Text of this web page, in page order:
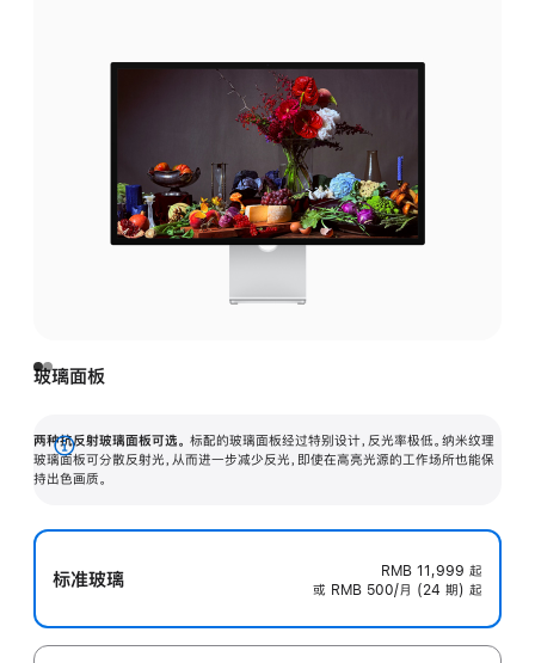
玻璃面板
两种抗反射玻璃面板可选。 标配的玻璃面板经过特别设计，反光率极低。纳米纹理
玻璃面板可分散反射光，从而进一步减少反光，即使在高亮光源的工作场所也能保
持出色画质。
展
开
标准玻璃 RMB 11,999 起
或 RMB 500/月 (24 期) 起